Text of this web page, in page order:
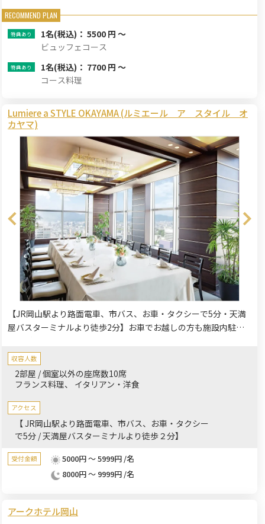
1名(税込)： 5500 円 ～
ビュッフェコース
1名(税込)： 7700 円 ～
コース料理
Lumiere a STYLE OKAYAMA (ルミエール ア スタイル オ
カヤマ)
【JR岡山駅より路面電車、市バス、お車・タクシーで5分・天満
屋バスターミナルより徒歩2分】お車でお越しの方も施設内駐車
ティ。家族やご友人など大切な人と楽しいひと時をご提供いたし
ます。
収容人数
2部屋 / 個室以外の座席数10席
フランス料理
イタリアン・洋食
アクセス
【 JR岡山駅より路面電車、市バス、お車・タクシー
で5分 / 天満屋バスターミナルより徒歩２分】
受付金額
5000円 ～ 5999円 /名
8000円 ～ 9999円 /名
アークホテル岡山